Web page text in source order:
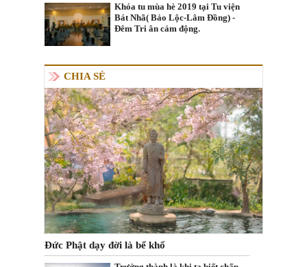
Khóa tu mùa hè 2019 tại Tu viện
Bát Nhã( Bảo Lộc-Lâm Đồng) -
Đêm Tri ân cảm động.
CHIA SẺ
Đức Phật dạy đời là bể khổ